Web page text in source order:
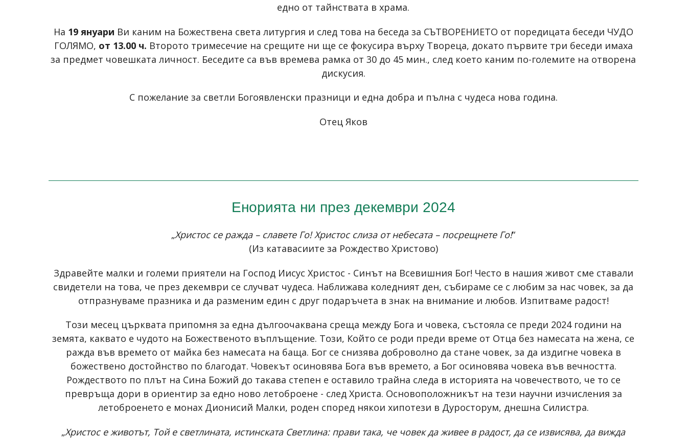
едно от тайнствата в храма.
На 19 януари Ви каним на Божествена света литургия и след това на беседа за СЪТВОРЕНИЕТО от поредицата беседи ЧУДО
ГОЛЯМО, от 13.00 ч. Второто тримесечие на срещите ни ще се фокусира върху Твореца, докато първите три беседи имаха
за предмет човешката личност. Беседите са във времева рамка от 30 до 45 мин., след което каним по-големите на отворена
дискусия.
С пожелание за светли Богоявленски празници и една добра и пълна с чудеса нова година.
Отец Яков
Енорията ни през декември 2024
„Христос се ражда – славете Го! Христос слиза от небесата – посрещнете Го!“
(Из катавасиите за Рождество Христово)
Здравейте малки и големи приятели на Господ Иисус Христос - Синът на Всевишния Бог! Често в нашия живот сме ставали
свидетели на това, че през декември се случват чудеса. Наближава коледният ден, събираме се с любим за нас човек, за да
отпразнуваме празника и да разменим един с друг подаръчета в знак на внимание и любов. Изпитваме радост!
Този месец църквата припомня за една дългоочаквана среща между Бога и човека, състояла се преди 2024 години на
земята, каквато е чудото на Божественото въплъщение. Този, Който се роди преди време от Отца без намесата на жена, се
ражда във времето от майка без намесата на баща. Бог се снизява доброволно да стане човек, за да издигне човека в
божествено достойнство по благодат. Човекът осиновява Бога във времето, a Бог осиновява човека във вечността.
Рождеството по плът на Сина Божий до такава степен е оставило трайна следа в историята на човечеството, че то се
превръща дори в ориентир за едно ново летоброене - след Христа. Основоположникът на тези научни изчисления за
летоброенето е монах Дионисий Малки, роден според някои хипотези в Дуросторум, днешна Силистра.
„Христос е животът, Той е светлината, истинската Светлина: прави така, че човек да живее в радост, да се извисява, да вижда